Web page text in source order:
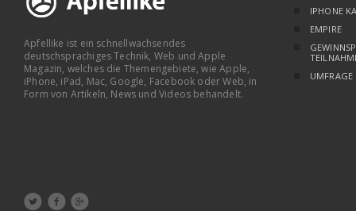
Apfellike ist ein schnellwachsendes
deutschsprachiges Technik, Web und Apple
Magazin, welches die Themengebiete, wie Apple,
iPhone, iPad, Mac, Google, Facebook oder Web, in
Form von Artikeln, News und Videos behandelt.
  
IPHONE
EMPIRE
UMFRAGE